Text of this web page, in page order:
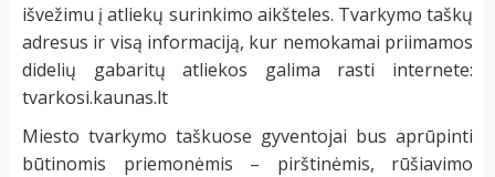
išvežimu į atliekų surinkimo aikšteles. Tvarkymo taškų
adresus ir visą informaciją, kur nemokamai priimamos
didelių gabaritų atliekos galima rasti internete:
tvarkosi.kaunas.lt
Miesto tvarkymo taškuose gyventojai bus aprūpinti
būtinomis priemonėmis – pirštinėmis, rūšiavimo